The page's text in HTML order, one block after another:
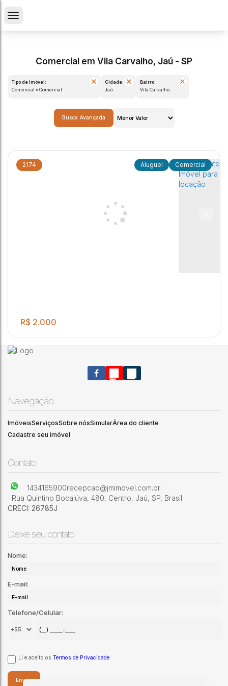
Comercial em Vila Carvalho, Jaú - SP
Tipo de Imóvel:
Comercial » Comercial
Cidade:
Jaú
Bairro:
Vila Carvalho
Busca Avançada
2174 Comercial
R$ 2.000
Vila Carvalho
Navegação
ImóveisServiçosSobre nósSimularÁrea do cliente
Cadastre seu imóvel
Contato
1434165900recepcao@jmimovel.com.br
Rua Quintino Bocaiúva, 480, Centro, Jaú, SP, Brasil
CRECI: 26785J
Deixe seu contato
Nome:
E-mail:
Telefone/Celular:
Li e aceito os Termos de Privacidade